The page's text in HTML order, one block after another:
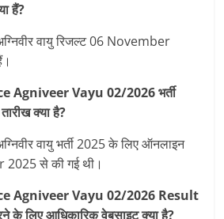
हैं?
वायु रिजल्‍ट 06 November
Agniveer Vayu 02/2026 भर्ती
क्या है?
वायु भर्ती 2025 के लिए ऑनलाइन
2025 से की गई थी।
Agniveer Vayu 02/2026 Result
के लिए आधिकारिक वेबसाइट क्या है?